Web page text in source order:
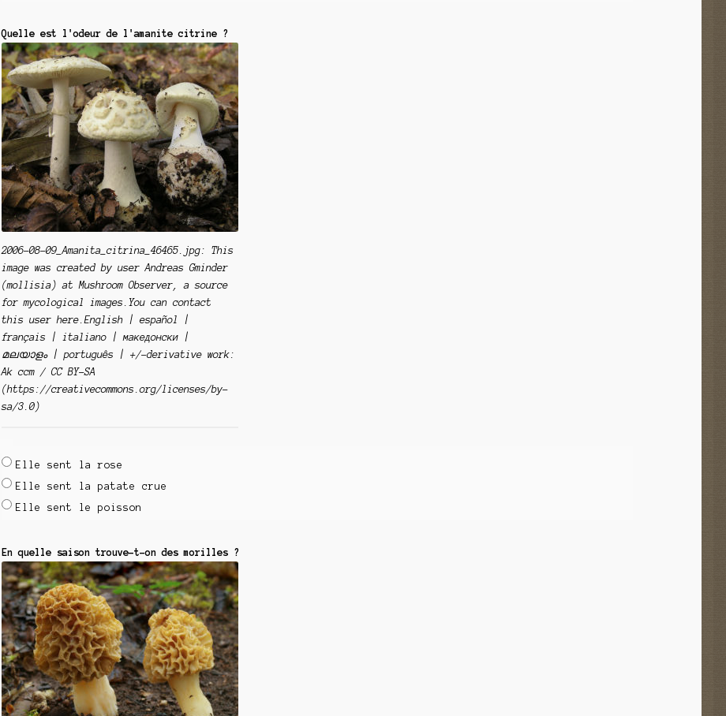
Quelle est l'odeur de l'amanite citrine ?
2006-08-09_Amanita_citrina_46465.jpg: This
image was created by user Andreas Gminder
(mollisia) at Mushroom Observer, a source
for mycological images.You can contact
this user here.English | español |
français | italiano | македонски |
മലയാളം | português | +/−derivative work:
Ak ccm / CC BY-SA
(https://creativecommons.org/licenses/by-
sa/3.0)
Elle sent la rose
Elle sent la patate crue
Elle sent le poisson
En quelle saison trouve-t-on des morilles ?